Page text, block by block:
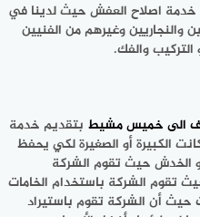
اصلاح العفش حيث لدينا في
والنجاريين وغيرهم من الفنيين
والفك.
الى خميس مشيط بتقديم خدمة
الكبيرة أو الصغيرة لكي يحفظ
او الخدش حيث تقوم الشركة
تقوم الشركة باستخدام الخامات
حيث أن الشركة تقوم باستيراد